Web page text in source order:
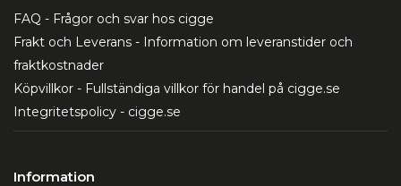
FAQ - Frågor och svar hos cigge
Frakt och Leverans - Information om leveranstider och
fraktkostnader
Köpvillkor - Fullständiga villkor för handel på cigge.se
Integritetspolicy - cigge.se
Information